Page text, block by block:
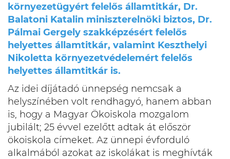
környezetügyért felelős államtitkár, Dr.
Balatoni Katalin miniszterelnöki biztos, Dr.
Pálmai Gergely szakképzésért felelős
helyettes államtitkár, valamint Keszthelyi
Nikoletta környezetvédelemért felelős
helyettes államtitkár is.
Az idei díjátadó ünnepség nemcsak a
helyszínében volt rendhagyó, hanem abban
is, hogy a Magyar Ökoiskola mozgalom
jubilált; 25 évvel ezelőtt adtak át először
ökoiskola címeket. Az ünnepi évforduló
alkalmából azokat az iskolákat is meghívták